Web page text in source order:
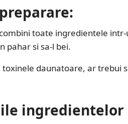
toate ingredientele
pahar si sa-l bei.
toxinele daunatoare, ar trebui
ingredientelor